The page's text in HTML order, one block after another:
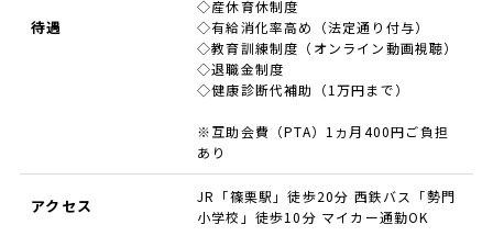
待遇
◇産休育休制度
◇有給消化率高め（法定通り付与）
◇教育訓練制度（オンライン動画視聴）
◇退職金制度
◇健康診断代補助（1万円まで）
※互助会費（PTA）1ヵ月400円ご負担
あり
アクセス
JR「篠栗駅」徒歩20分 西鉄バス「勢門
小学校」徒歩10分 マイカー通勤OK